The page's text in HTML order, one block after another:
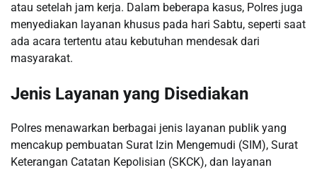
atau setelah jam kerja. Dalam beberapa kasus, Polres juga
menyediakan layanan khusus pada hari Sabtu, seperti saat
ada acara tertentu atau kebutuhan mendesak dari
masyarakat.
Jenis Layanan yang Disediakan
Polres menawarkan berbagai jenis layanan publik yang
mencakup pembuatan Surat Izin Mengemudi (SIM), Surat
Keterangan Catatan Kepolisian (SKCK), dan layanan